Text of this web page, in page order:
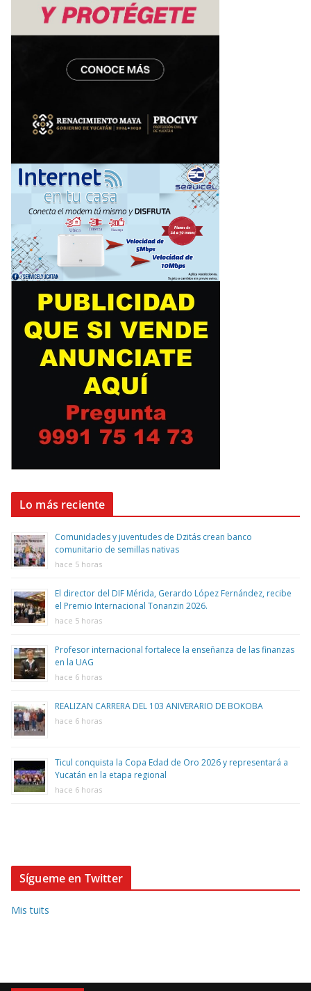
Lo más reciente
Comunidades y juventudes de Dzitás crean banco
comunitario de semillas nativas
hace 5 horas
El director del DIF Mérida, Gerardo López Fernández, recibe
el Premio Internacional Tonanzin 2026.
hace 5 horas
Profesor internacional fortalece la enseñanza de las finanzas
en la UAG
hace 6 horas
REALIZAN CARRERA DEL 103 ANIVERARIO DE BOKOBA
hace 6 horas
Ticul conquista la Copa Edad de Oro 2026 y representará a
Yucatán en la etapa regional
hace 6 horas
Sígueme en Twitter
Mis tuits